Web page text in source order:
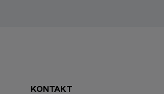
KONTAKT